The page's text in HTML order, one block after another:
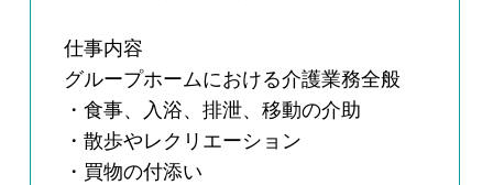
仕事内容
グループホームにおける介護業務全般
・食事、入浴、排泄、移動の介助
・散歩やレクリエーション
・買物の付添い